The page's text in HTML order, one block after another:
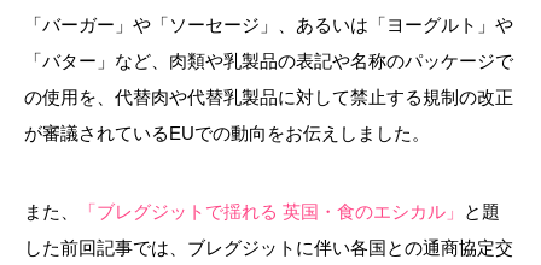
「バーガー」や「ソーセージ」、あるいは「ヨーグルト」や
「バター」など、肉類や乳製品の表記や名称のパッケージで
の使用を、代替肉や代替乳製品に対して禁止する規制の改正
が審議されているEUでの動向をお伝えしました。
また、 「ブレグジットで揺れる 英国・食のエシカル」
と題
した前回記事では、ブレグジットに伴い各国との通商協定交